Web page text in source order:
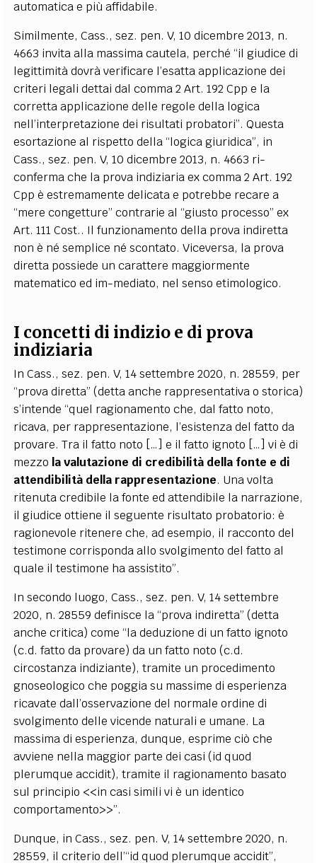
automatica e più affidabile.
Similmente, Cass., sez. pen. V, 10 dicembre 2013, n.
4663 invita alla massima cautela, perché “il giudice di
legittimità dovrà verificare l’esatta applicazione dei
criteri legali dettai dal comma 2 Art. 192 Cpp e la
corretta applicazione delle regole della logica
nell’interpretazione dei risultati probatori”. Questa
esortazione al rispetto della “logica giuridica”, in
Cass., sez. pen. V, 10 dicembre 2013, n. 4663 ri-
conferma che la prova indiziaria ex comma 2 Art. 192
Cpp è estremamente delicata e potrebbe recare a
“mere congetture” contrarie al “giusto processo” ex
Art. 111 Cost.. Il funzionamento della prova indiretta
non è né semplice né scontato. Viceversa, la prova
diretta possiede un carattere maggiormente
matematico ed im-mediato, nel senso etimologico.
I concetti di indizio e di prova
indiziaria
In Cass., sez. pen. V, 14 settembre 2020, n. 28559, per
“prova diretta” (detta anche rappresentativa o storica)
s’intende “quel ragionamento che, dal fatto noto,
ricava, per rappresentazione, l’esistenza del fatto da
provare. Tra il fatto noto […] e il fatto ignoto […] vi è di
mezzo la valutazione di credibilità della fonte e di
attendibilità della rappresentazione. Una volta
ritenuta credibile la fonte ed attendibile la narrazione,
il giudice ottiene il seguente risultato probatorio: è
ragionevole ritenere che, ad esempio, il racconto del
testimone corrisponda allo svolgimento del fatto al
quale il testimone ha assistito”.
In secondo luogo, Cass., sez. pen. V, 14 settembre
2020, n. 28559 definisce la “prova indiretta” (detta
anche critica) come “la deduzione di un fatto ignoto
(c.d. fatto da provare) da un fatto noto (c.d.
circostanza indiziante), tramite un procedimento
gnoseologico che poggia su massime di esperienza
ricavate dall’osservazione del normale ordine di
svolgimento delle vicende naturali e umane. La
massima di esperienza, dunque, esprime ciò che
avviene nella maggior parte dei casi (id quod
plerumque accidit), tramite il ragionamento basato
sul principio <<in casi simili vi è un identico
comportamento>>”.
Dunque, in Cass., sez. pen. V, 14 settembre 2020, n.
28559, il criterio dell’“id quod plerumque accidit”,